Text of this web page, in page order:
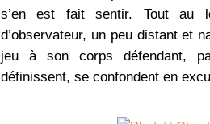
s’en est fait sentir. Tout au
d’observateur, un peu distant et
jeu à son corps défendant,
définissent, se confondent en